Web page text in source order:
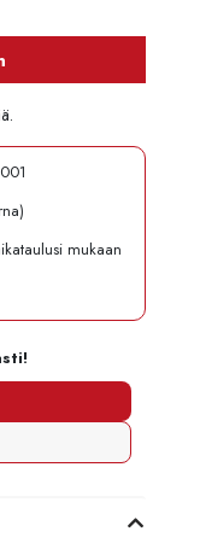
mukaan